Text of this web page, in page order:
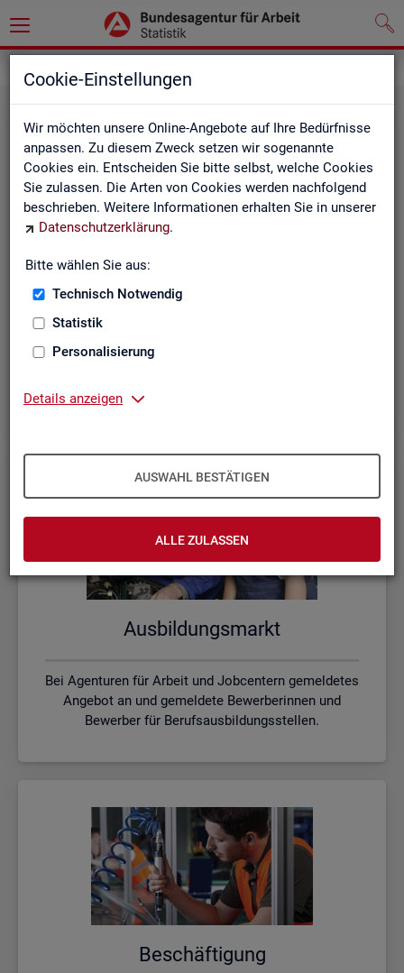
Cookie-Einstellungen
Wir möchten unsere Online-Angebote auf Ihre Bedürfnisse
anpassen. Zu diesem Zweck setzen wir sogenannte
Cookies ein. Entscheiden Sie bitte selbst, welche Cookies
Sie zulassen. Die Arten von Cookies werden nachfolgend
beschrieben. Weitere Informationen erhalten Sie in unserer
Datenschutzerklärung.
Bitte wählen Sie aus:
Technisch Notwendig
Statistik
Personalisierung
Details anzeigen
AUSWAHL BESTÄTIGEN
ALLE ZULASSEN
Un­ter­be­schäf­ti­gung
Wie viele Menschen suchen Arbeit oder haben
Beschäftigungsverhältnis fehlt?
Aus­bil­dungs­markt
Bei Agenturen für Arbeit und Jobcentern gemeldetes
Angebot an und gemeldete Bewerberinnen und
Bewerber für Berufsausbildungsstellen.
Be­schäf­ti­gung